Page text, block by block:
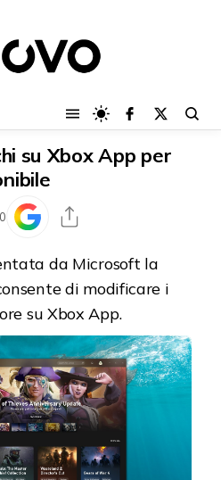
su Xbox App per
da Microsoft la
di modificare i
su Xbox App.